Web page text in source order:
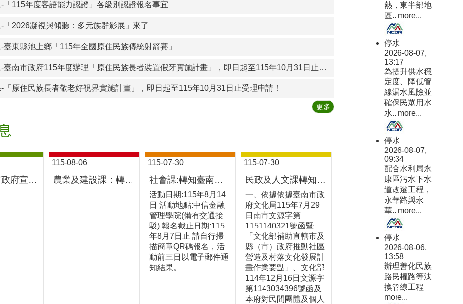
「115年度客語能力認證」各級別認證報名事宜
「2026凝視與傾聽：多元族群影展」來了
臺東縣池上鄉「115年全國原住民族傳統射箭賽」
民政及人文課-臺南市政府115年度辦理「原住民族長者裝置假牙實施計畫」，即日起至115年10月31日止開放申請！
「原住民族長者敬老好視界實施計畫」，即日起至115年10月31日止受理申請！
更多
轉知臺南市政府宣導：「你的守護不該鬆懈─請勿讓孩子在道路玩耍」。
115-08-06
農業及建設課：轉知國立嘉義大學校執行「農作物農藥殘留質譜快檢行動檢測車計畫」 質譜快檢行動車麻豆農會駐點活動。
115-07-30
社會課:轉知臺南市政府辦理【脫貧自立計畫】-金融職人養成「技」，即日起歡迎年滿16歲至未滿25歲之低收入戶、中低收入戶或弱勢家庭青年踴躍報名參加，名額有限，主辦單位擁有最終資格審查權。
活動日期:115年8月14
日 活動地點:中信金融
管理學院(備有交通接
駁) 報名截止日期:115
年8月7日止 請自行掃
描簡章QR碼報名，活
動前三日以電子郵件通
知結果。
115-07-30
民政及人文課轉知：116年度臺南市社區營造徵選須知
​一、依據依據臺南市政
府文化局115年7月29
日南市文源字第
1151140321號函暨
「文化部補助直轄市及
縣（市）政府推動社區
營造及村落文化發展計
畫作業要點」、文化部
114年12月16日文源字
第1143034396號函及
本府對民間團體及個人
熱，東半部地
區...more...
停水
2026-08-07,
13:17
為提升供水穩
定度、降低管
線漏水風險並
確保民眾用水
水...more...
停水
2026-08-07,
09:34
配合水利局永
康區污水下水
道改遷工程，
永華路與永
華...more...
停水
2026-08-06,
13:58
辦理善化民族
路民權路等汰
換管線工程
more...